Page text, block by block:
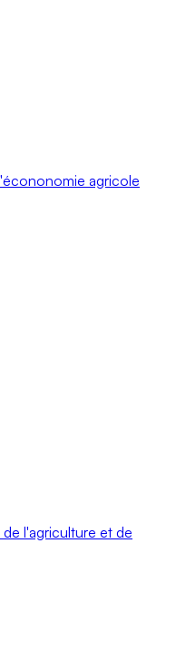
agricole
l'agriculture et de